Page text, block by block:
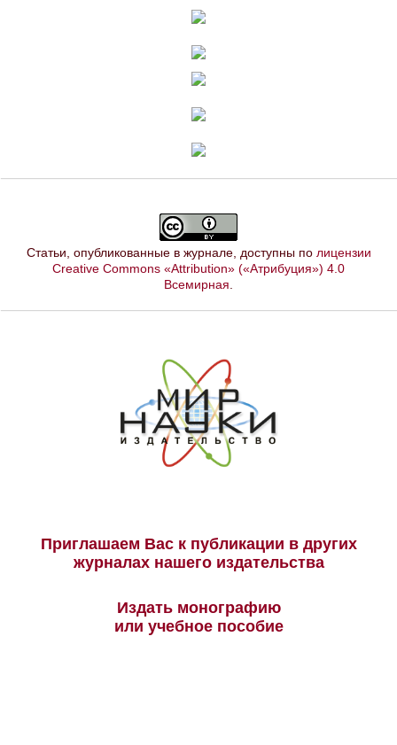
Статьи, опубликованные в журнале, доступны по лицензии
Creative Commons «Attribution» («Атрибуция») 4.0
Всемирная
Приглашаем Вас к публикации в других
журналах нашего издательства
Издать монографию
или учебное пособие